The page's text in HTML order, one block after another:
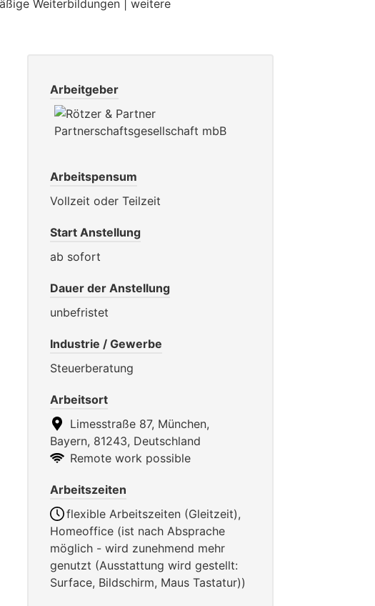
Arbeitgeber
Arbeitspensum
Vollzeit oder Teilzeit
Start Anstellung
ab sofort
Dauer der Anstellung
unbefristet
Industrie / Gewerbe
Steuerberatung
Arbeitsort
Limesstraße 87, München,
Bayern, 81243, Deutschland
Remote work possible
Arbeitszeiten
flexible Arbeitszeiten (Gleitzeit),
Homeoffice (ist nach Absprache
möglich - wird zunehmend mehr
genutzt (Ausstattung wird gestellt:
Surface, Bildschirm, Maus Tastatur))